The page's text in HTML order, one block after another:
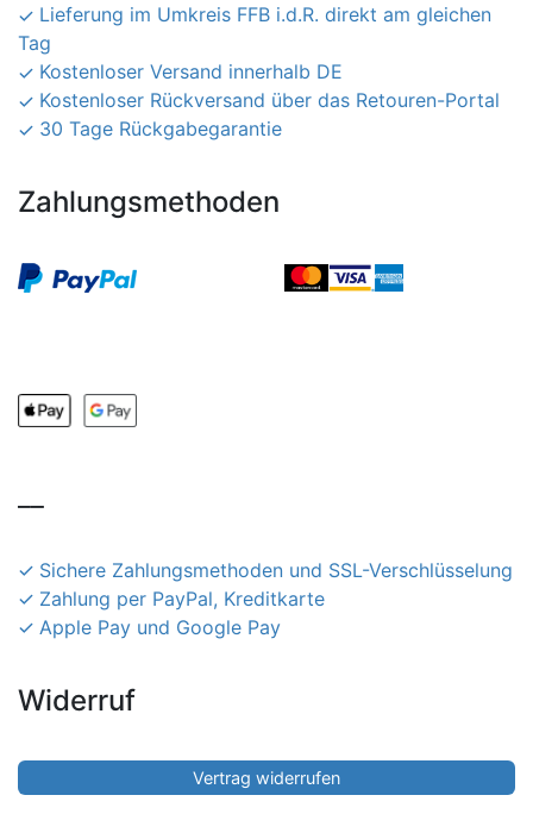
Lieferung im Umkreis FFB i.d.R. direkt am gleichen
Tag
Kostenloser Versand innerhalb DE
Kostenloser Rückversand über das Retouren-Portal
30 Tage Rückgabegarantie
Zahlungsmethoden
Sichere Zahlungsmethoden und SSL-Verschlüsselung
Zahlung per PayPal, Kreditkarte
Apple Pay und Google Pay
Widerruf
Vertrag widerrufen